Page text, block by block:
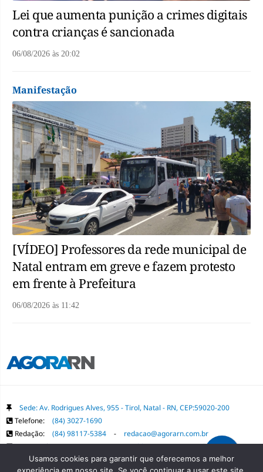
Lei que aumenta punição a crimes digitais
contra crianças é sancionada
06/08/2026 às 20:02
Manifestação
[VÍDEO] Professores da rede municipal de
Natal entram em greve e fazem protesto
em frente à Prefeitura
06/08/2026 às 11:42
Sede: Av. Rodrigues Alves, 955 - Tirol, Natal - RN, CEP:59020-200
Telefone:
(84) 3027-1690
Redação:
(84) 98117-5384 -
redacao@agorarn.com.br
Comercial: (84) 98117-1718 - publica@agorarn.com.br
Usamos cookies para garantir que oferecemos a melhor